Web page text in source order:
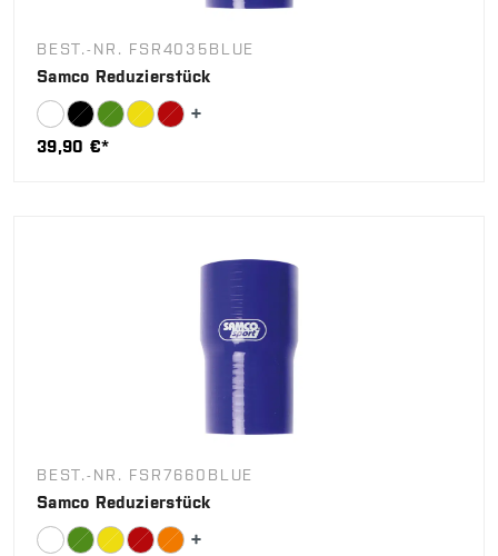
BEST.-NR. FSR4035BLUE
Samco Reduzierstück
39,90 €*
BEST.-NR. FSR7660BLUE
Samco Reduzierstück